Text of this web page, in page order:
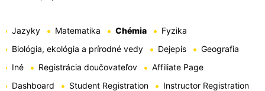
Jazyky Matematika Chémia
Fyzika
Biológia, ekológia a prírodné vedy
Dejepis
Geografia
Iné
Registrácia doučovateľov
Affiliate Page
Dashboard
Student Registration Instructor Registration